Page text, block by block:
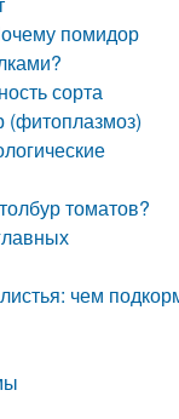
помидор
сорта
(фитоплазмоз)
томатов?
чем